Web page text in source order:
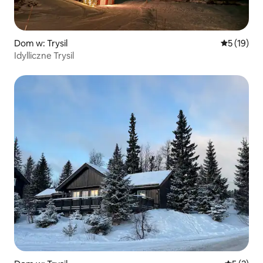
Dom w: Trysil Średnia
5 (19)
Idylliczne Trysil